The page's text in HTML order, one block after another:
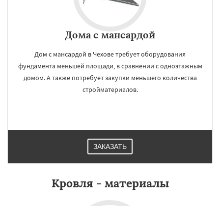
Дома с мансардой
Дом с мансардой в Чехове требует оборудования
фундамента меньшей площади, в сравнении с одноэтажным
домом. А также потребует закупки меньшего количества
стройматериалов.
ЗАКАЗАТЬ
Кровля - материалы